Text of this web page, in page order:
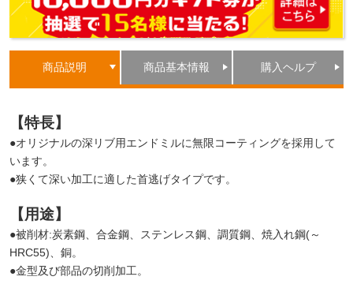
商品説明 商品基本情報 購入ヘルプ
【特長】
●オリジナルの深リブ用エンドミルに無限コーティングを採用して
います。
●狭くて深い加工に適した首逃げタイプです。
【用途】
●被削材:炭素鋼、合金鋼、ステンレス鋼、調質鋼、焼入れ鋼(～
HRC55)、銅。
●金型及び部品の切削加工。